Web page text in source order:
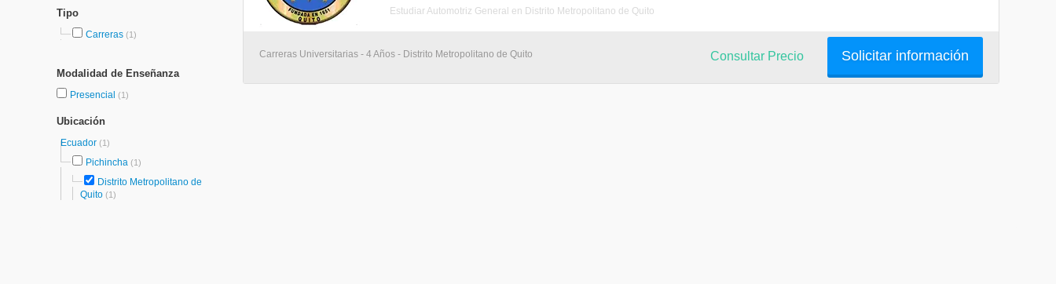
Tipo
Carreras (1)
Modalidad de Enseñanza
Presencial (1)
Ubicación
Ecuador (1)
Pichincha (1)
Distrito Metropolitano de
Quito (1)
Estudiar Automotriz General en Distrito Metropolitano de Quito
Carreras Universitarias - 4 Años - Distrito Metropolitano de Quito Solicitar información
Consultar Precio